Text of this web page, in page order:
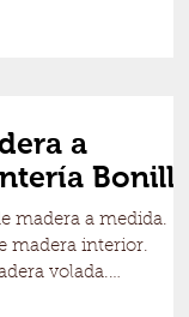
a
Bonilla
madera a medida.
madera interior.
volada.